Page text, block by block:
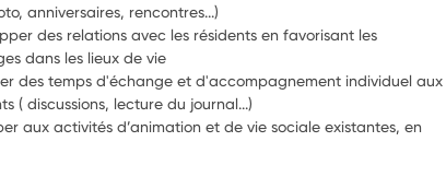
anniversaires, rencontres...)
des relations avec les résidents en favorisant les
dans les lieux de vie
des temps d'échange et d'accompagnement individuel aux
( discussions, lecture du journal...)
aux activités d’animation et de vie sociale existantes, en
de l’animatrice de l'établissement